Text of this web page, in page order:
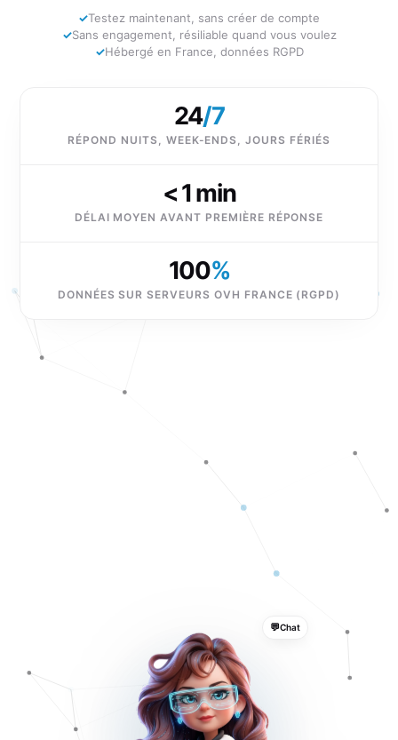
✓Testez maintenant, sans créer de compte
✓Sans engagement, résiliable quand vous voulez
✓Hébergé en France, données RGPD
24/7
RÉPOND NUITS, WEEK-ENDS, JOURS FÉRIÉS
< 1 min
DÉLAI MOYEN AVANT PREMIÈRE RÉPONSE
100%
DONNÉES SUR SERVEURS OVH FRANCE (RGPD)
Bonjour 👋 Je suis ELA ASSISTANTE®. Je
connais les services, les tarifs et les
disponibilités de l'entreprise. Que puis-je faire